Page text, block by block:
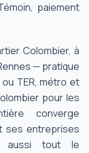
paiement
Colombier, à
— pratique
TER, métro et
pour les
converge
ses entreprises
aussi tout le